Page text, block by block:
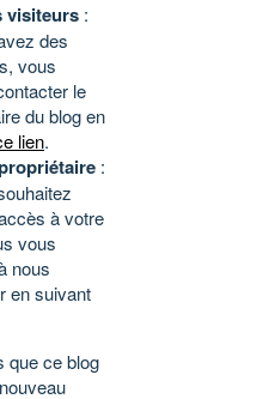
visiteurs :
des
vous
le
du blog en
lien.
:
à votre
vous
nous
en suivant
que ce blog